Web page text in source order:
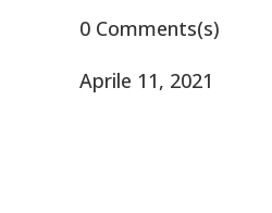
0 Comments(s)
Aprile 11, 2021